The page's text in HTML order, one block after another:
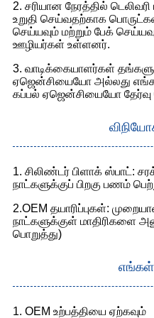
2. சரியான நேரத்தில்
உறுதி செய்வதற்காக
செய்யவும் மற்றும் பேக்
ஊழியர்கள் உள்ளனர்.
3. வாடிக்கையாளர்கள்
ஏஜென்சியையோ அல்லது
கப்பல் ஏஜென்சியையோ
1. சிலிண்டர் பிளாக் ஸ்பாட்:
நாட்களுக்குப் பிறகு பணம்
2.OEM தயாரிப்புகள்:
நாட்களுக்குள் மாதிரிகளை
பொறுத்து)
1. OEM உற்பத்தியை ஏற்கவும்